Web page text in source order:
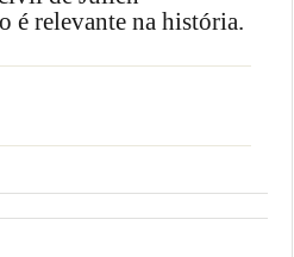
é relevante na história.